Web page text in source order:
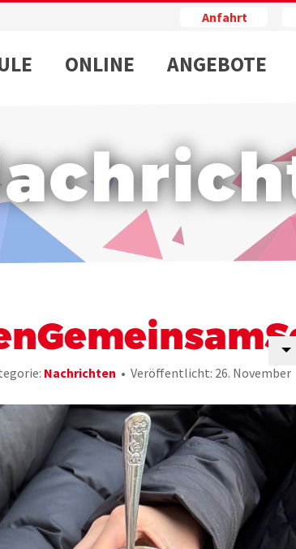
Anfahrt
ONLINE ANGEBOTE
Nachrichten
Veröffentlicht: 26. November